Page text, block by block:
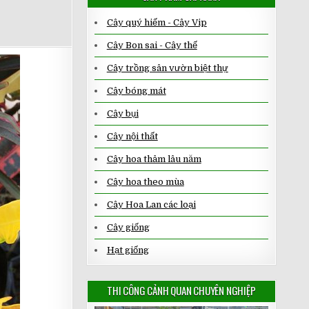
Cây quý hiếm - Cây Vip
Cây Bon sai - Cây thế
Cây trồng sân vườn biệt thự
Cây bóng mát
Cây bụi
Cây nội thất
Cây hoa thảm lâu năm
Cây hoa theo mùa
Cây Hoa Lan các loại
Cây giống
Hạt giống
THI CÔNG CẢNH QUAN CHUYÊN NGHIỆP